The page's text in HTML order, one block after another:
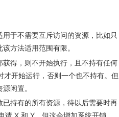
于不需要互斥访问的资源，比如只
方法适用范围有限。
得，则不开始执行，且不持有任何
开始运行，否则一个也不持有。但
闲置。
持有的所有资源，待以后需要时再
X 和 Y。但这会增加系统开销，